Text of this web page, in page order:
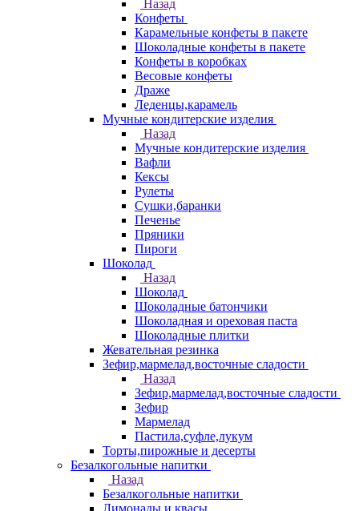
Назад
Конфеты
Карамельные конфеты в пакете
Шоколадные конфеты в пакете
Конфеты в коробках
Весовые конфеты
Драже
Леденцы,карамель
Мучные кондитерские изделия
Назад
Мучные кондитерские изделия
Вафли
Кексы
Рулеты
Сушки,баранки
Печенье
Пряники
Пироги
Шоколад
Назад
Шоколад
Шоколадные батончики
Шоколадная и ореховая паста
Шоколадные плитки
Жевательная резинка
Зефир,мармелад,восточные сладости
Назад
Зефир,мармелад,восточные сладости
Зефир
Мармелад
Пастила,суфле,лукум
Торты,пирожные и десерты
Безалкогольные напитки
Назад
Безалкогольные напитки
Лимонады и квасы